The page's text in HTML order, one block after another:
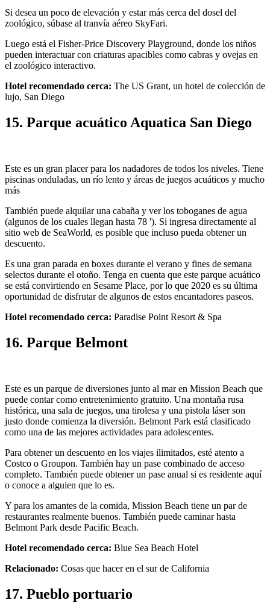
Si desea un poco de elevación y estar más cerca del dosel del
zoológico, súbase al tranvía aéreo SkyFari.
Luego está el Fisher-Price Discovery Playground, donde los niños
pueden interactuar con criaturas apacibles como cabras y ovejas en
el zoológico interactivo.
Hotel recomendado cerca: The US Grant, un hotel de colección de
lujo, San Diego
15. Parque acuático Aquatica San Diego
Este es un gran placer para los nadadores de todos los niveles. Tiene
piscinas onduladas, un río lento y áreas de juegos acuáticos y mucho
más
También puede alquilar una cabaña y ver los toboganes de agua
(algunos de los cuales llegan hasta 78 '). Si ingresa directamente al
sitio web de SeaWorld, es posible que incluso pueda obtener un
descuento.
Es una gran parada en boxes durante el verano y fines de semana
selectos durante el otoño. Tenga en cuenta que este parque acuático
se está convirtiendo en Sesame Place, por lo que 2020 es su última
oportunidad de disfrutar de algunos de estos encantadores paseos.
Hotel recomendado cerca: Paradise Point Resort & Spa
16. Parque Belmont
Este es un parque de diversiones junto al mar en Mission Beach que
puede contar como entretenimiento gratuito. Una montaña rusa
histórica, una sala de juegos, una tirolesa y una pistola láser son
justo donde comienza la diversión. Belmont Park está clasificado
como una de las mejores actividades para adolescentes.
Para obtener un descuento en los viajes ilimitados, esté atento a
Costco o Groupon. También hay un pase combinado de acceso
completo. También puede obtener un pase anual si es residente aquí
o conoce a alguien que lo es.
Y para los amantes de la comida, Mission Beach tiene un par de
restaurantes realmente buenos. También puede caminar hasta
Belmont Park desde Pacific Beach.
Hotel recomendado cerca: Blue Sea Beach Hotel
Relacionado: Cosas que hacer en el sur de California
17. Pueblo portuario